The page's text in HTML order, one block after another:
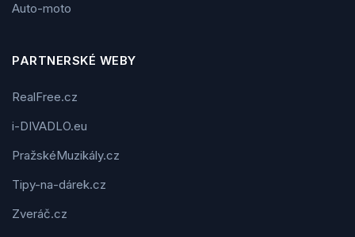
Auto-moto
PARTNERSKÉ WEBY
RealFree.cz
i-DIVADLO.eu
PražskéMuzikály.cz
Tipy-na-dárek.cz
Zveráč.cz